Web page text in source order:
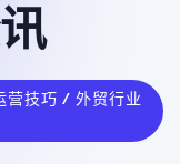
营技巧 / 外贸行业